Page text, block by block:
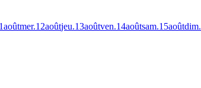
aoûtmer.12aoûtjeu.13aoûtven.14aoûtsam.15aoûtdim.